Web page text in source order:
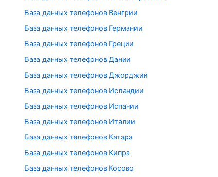
База данных телефонов Венгрии
База данных телефонов Германии
База данных телефонов Греции
База данных телефонов Дании
База данных телефонов Джорджии
База данных телефонов Исландии
База данных телефонов Испании
База данных телефонов Италии
База данных телефонов Катара
База данных телефонов Кипра
База данных телефонов Косово